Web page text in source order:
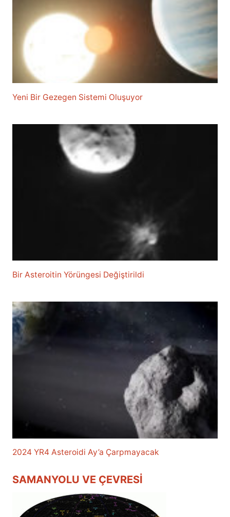
Yeni Bir Gezegen Sistemi Oluşuyor
Bir Asteroitin Yörüngesi Değiştirildi
2024 YR4 Asteroidi Ay’a Çarpmayacak
SAMANYOLU VE ÇEVRESI